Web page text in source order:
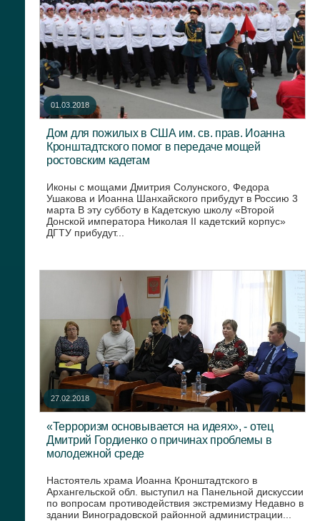
01.03.2018
Дом для пожилых в США им. св. прав. Иоанна
Кронштадтского помог в передаче мощей
ростовским кадетам
Иконы с мощами Дмитрия Солунского, Федора
Ушакова и Иоанна Шанхайского прибудут в Россию 3
марта В эту субботу в Кадетскую школу «Второй
Донской императора Николая II кадетский корпус»
ДГТУ прибудут...
27.02.2018
«Терроризм основывается на идеях», - отец
Дмитрий Гордиенко о причинах проблемы в
молодежной среде
Настоятель храма Иоанна Кронштадтского в
Архангельской обл. выступил на Панельной дискуссии
по вопросам противодействия экстремизму Недавно в
здании Виноградовской районной администрации...